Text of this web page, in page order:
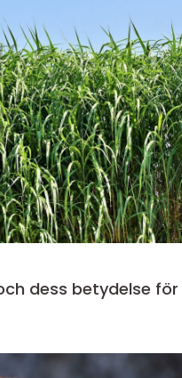
dess betydelse för